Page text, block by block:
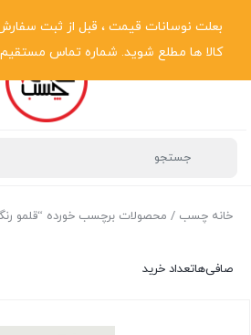
بعلت نوسانات قیمت ، قبل از ثبت
کالا ها مطلع شوید. شماره تماس مستقیم :
خانه چسب / محصولات برچسب خورده “قلمو
صافی‌هاتعداد خرید